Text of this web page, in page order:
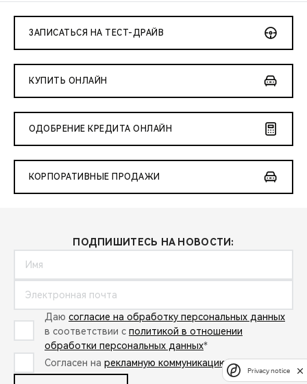
ЗАПИСАТЬСЯ НА ТЕСТ-ДРАЙВ
КУПИТЬ ОНЛАЙН
ОДОБРЕНИЕ КРЕДИТА ОНЛАЙН
КОРПОРАТИВНЫЕ ПРОДАЖИ
ПОДПИШИТЕСЬ НА НОВОСТИ:
Даю согласие на обработку персональных данных
в соответствии с политикой в отношении
обработки персональных данных*
Согласен на рекламную коммуникацию*
Privacy notice